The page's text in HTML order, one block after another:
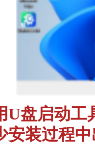
启动工
安装过程